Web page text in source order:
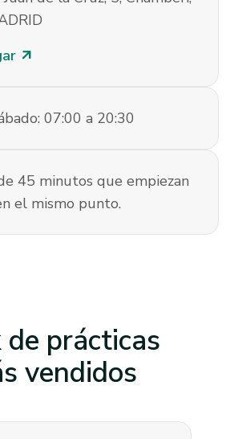
arrow_outward
07:00 a 20:30
45 minutos que empiezan
el mismo punto.
de prácticas
vendidos